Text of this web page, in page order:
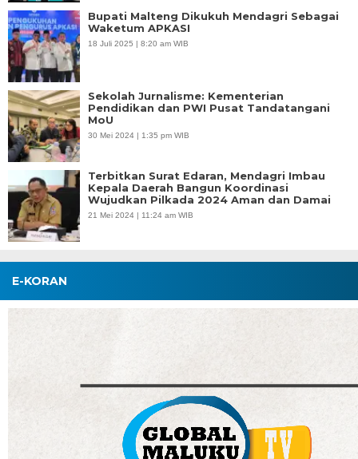
Bupati Malteng Dikukuh Mendagri Sebagai
Waketum APKASI
18 Juli 2025 | 8:20 am WIB
Sekolah Jurnalisme: Kementerian
Pendidikan dan PWI Pusat Tandatangani
MoU
30 Mei 2024 | 1:35 pm WIB
Terbitkan Surat Edaran, Mendagri Imbau
Kepala Daerah Bangun Koordinasi
Wujudkan Pilkada 2024 Aman dan Damai
21 Mei 2024 | 11:24 am WIB
E-KORAN